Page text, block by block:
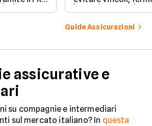
e
ipoteche. Scopri
tutelare il tuo
Guide Assicurazioni
assicurative e
su compagnie e intermediari
sul mercato italiano? In questa